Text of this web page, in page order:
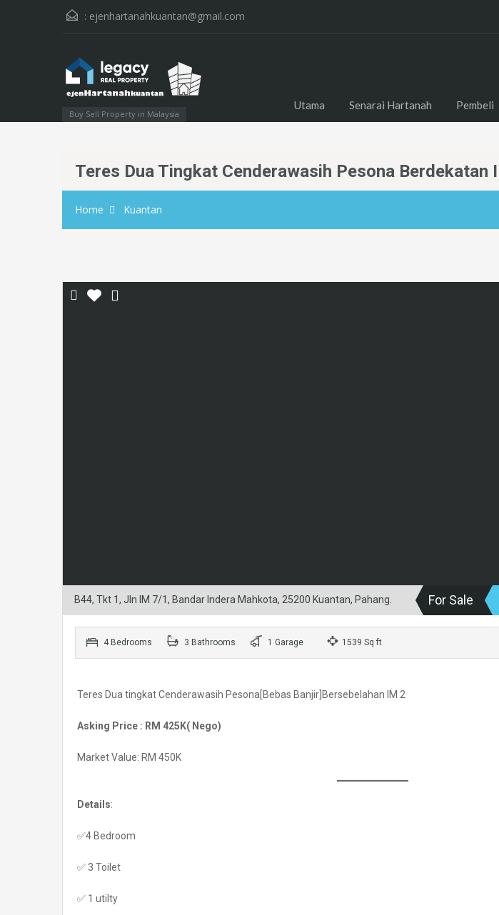
: ejenhartanahkuantan@gmail.com
Buy Sell Property in Malaysia
Utama Senarai Hartanah Pembeli
Teres Dua Tingkat Cenderawasih Pesona Berdekatan
Home Kuantan
B44, Tkt 1, Jln IM 7/1, Bandar Indera Mahkota, 25200 Kuantan, Pahang. For Sale
4 Bedrooms 3 Bathrooms 1 Garage 1539 Sq ft
Teres Dua tingkat Cenderawasih Pesona[Bebas Banjir]Bersebelahan IM 2
Asking Price : RM 425K( Nego)
Market Value: RM 450K
Details:
✅4 Bedroom
✅ 3 Toilet
✅ 1 utilty